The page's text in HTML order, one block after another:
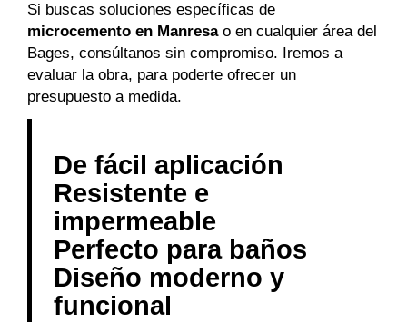
Si buscas soluciones específicas de
microcemento en Manresao en cualquier área del
Bages, consúltanos sin compromiso. Iremos a
evaluar la obra, para poderte ofrecer un
presupuesto a medida.
De fácil aplicación
Resistente e
impermeable
Perfecto para baños
Diseño moderno y
funcional